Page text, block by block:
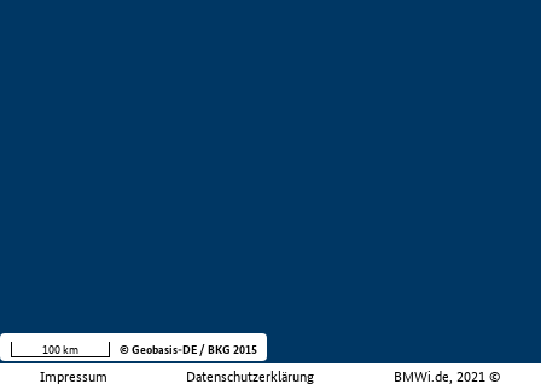
Impressum Datenschutzerklärung BMWi.de, 2021 ©
100 km © Geobasis-DE / BKG 2015